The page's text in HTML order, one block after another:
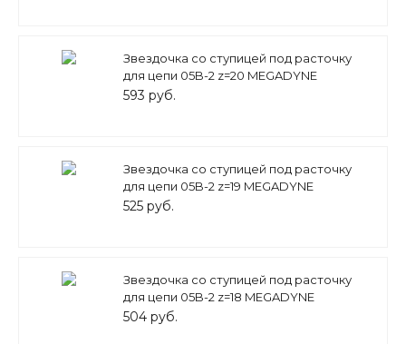
Звездочка со ступицей под расточку
для цепи 05B-2 z=20 MEGADYNE
593 руб.
Звездочка со ступицей под расточку
для цепи 05B-2 z=19 MEGADYNE
525 руб.
Звездочка со ступицей под расточку
для цепи 05B-2 z=18 MEGADYNE
504 руб.